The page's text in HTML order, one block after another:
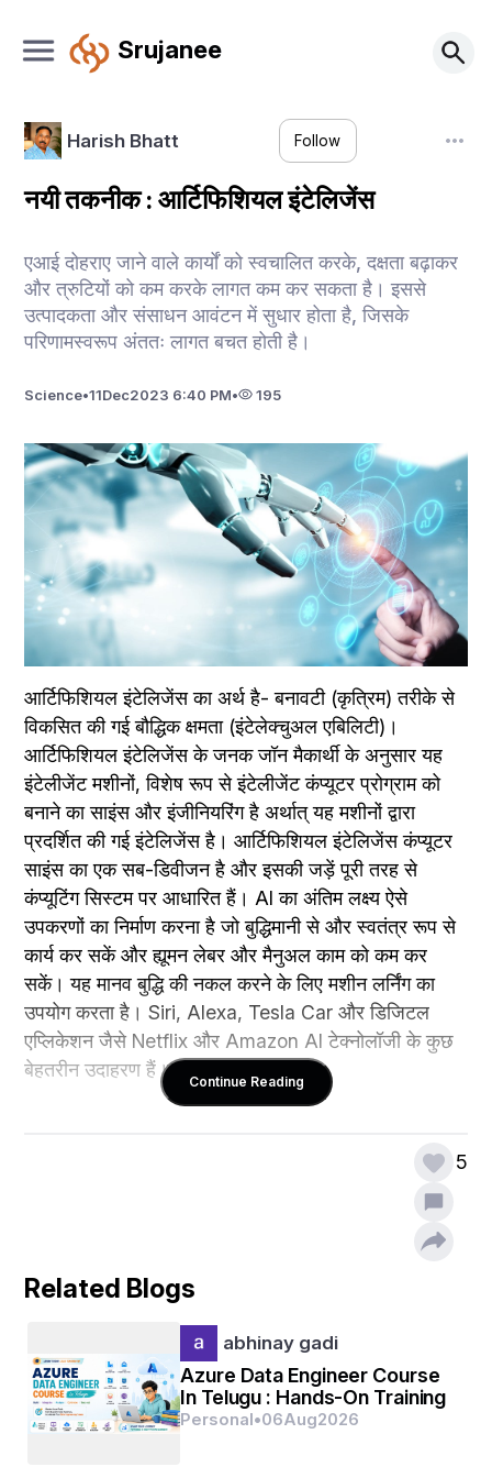
Srujanee
Harish Bhatt Follow
नयी तकनीक : आर्टिफिशियल इंटेलिजेंस
एआई दोहराए जाने वाले कार्यों को स्वचालित करके, दक्षता बढ़ाकर
और त्रुटियों को कम करके लागत कम कर सकता है। इससे
उत्पादकता और संसाधन आवंटन में सुधार होता है, जिसके
परिणामस्वरूप अंततः लागत बचत होती है।
Science•11Dec2023 6:40 PM• 195
आर्टिफिशियल इंटेलिजेंस का अर्थ है- बनावटी (कृत्रिम) तरीके से
विकसित की गई बौद्धिक क्षमता (इंटेलेक्चुअल एबिलिटी)।
आर्टिफिशियल इंटेलिजेंस के जनक जॉन मैकार्थी के अनुसार यह
इंटेलीजेंट मशीनों, विशेष रूप से इंटेलीजेंट कंप्यूटर प्रोग्राम को
बनाने का साइंस और इंजीनियरिंग है अर्थात् यह मशीनों द्वारा
प्रदर्शित की गई इंटेलिजेंस है। आर्टिफिशियल इंटेलिजेंस कंप्यूटर
साइंस का एक सब-डिवीजन है और इसकी जड़ें पूरी तरह से
कंप्यूटिंग सिस्टम पर आधारित हैं। AI का अंतिम लक्ष्य ऐसे
उपकरणों का निर्माण करना है जो बुद्धिमानी से और स्वतंत्र रूप से
कार्य कर सकें और ह्यूमन लेबर और मैनुअल काम को कम कर
सकें। यह मानव बुद्धि की नकल करने के लिए मशीन लर्निंग का
उपयोग करता है। Siri, Alexa, Tesla Car और डिजिटल
एप्लिकेशन जैसे Netflix और Amazon AI टेक्नोलॉजी के कुछ
बेहतरीन उदाहरण हैं।
मस्तिष्क सिद्धांत (ब्रेन थ्योरी)
आत्म-चेतन (सेल्फ कॉन्ससियस)
Continue Reading
5
Related Blogs
abhinay gadi
Azure Data Engineer Course
In Telugu : Hands-On Training
Personal•06Aug2026